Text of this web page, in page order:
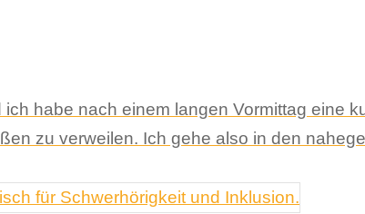
habe nach einem langen Vormittag eine
zu verweilen. Ich gehe also in den